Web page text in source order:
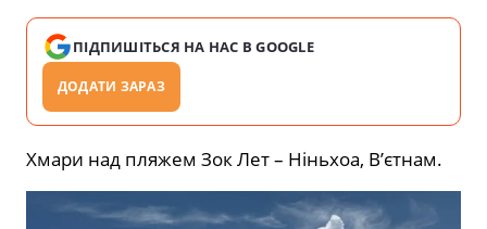
ПІДПИШІТЬСЯ НА НАС В GOOGLE
ДОДАТИ ЗАРАЗ
Хмари над пляжем Зок Лет – Ніньхоа, В’єтнам.